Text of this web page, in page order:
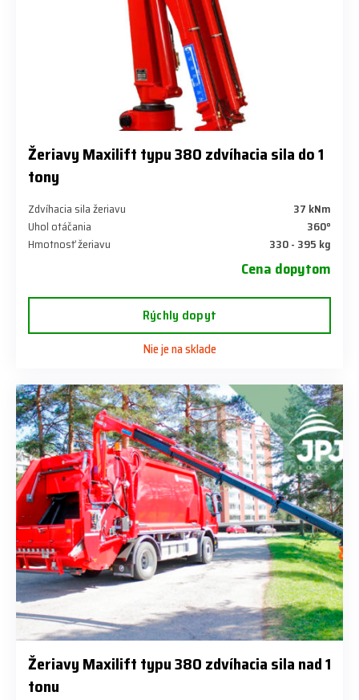
Žeriavy Maxilift typu 380 zdvíhacia sila do 1
tony
Zdvíhacia sila žeriavu
37 kNm
Uhol otáčania
360°
Hmotnosť žeriavu
330 - 395 kg
Cena dopytom
Rýchly dopyt
Nie je na sklade
Žeriavy Maxilift typu 380 zdvíhacia sila nad 1
tonu